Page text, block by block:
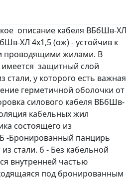
описание кабеля ВБбШв-ХЛ
ХЛ 4х1,5 (ож) - устойчив к
проводящими жилами. В
защитный слой
стали, у которого есть важная
герметичной оболочки от
силового кабеля ВБбШв-
кабельных жил
состоящего из
-Бронированный панцирь
из стали. б - Без кабельной
внутренней частью
под бронированным